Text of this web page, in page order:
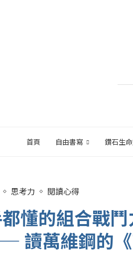
首頁 自由書寫 鑽石生
思考力 閱讀心得
懂的組合戰
讀萬維鋼的《